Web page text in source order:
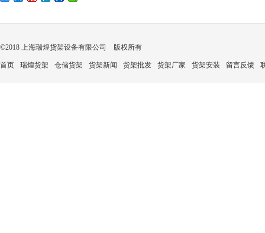
©2018 上海瑞煌货架设备有限公司 版权所有
首页 瑞煌货架 仓储货架 货架新闻 货架批发 货架厂家 货架安装 留言反馈